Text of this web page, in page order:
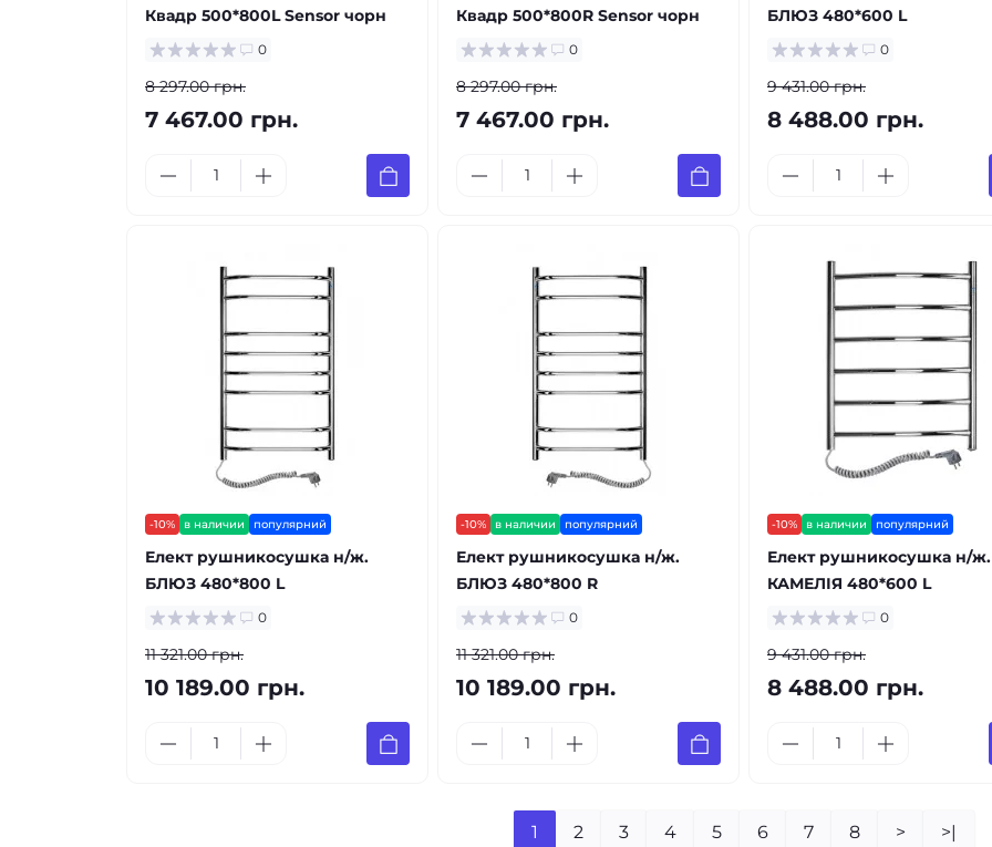
Квадр 500*800L Sensor чорн
0
8 297.00 грн.
7 467.00 грн.
Квадр 500*800R Sensor чорн
0
8 297.00 грн.
7 467.00 грн.
БЛЮЗ 480*600 L
0
9 431.00 грн.
8 488.00 грн.
-10% в наличии популярний
Елект рушникосушка н/ж.
БЛЮЗ 480*800 L
0
11 321.00 грн.
10 189.00 грн.
-10% в наличии популярний
Елект рушникосушка н/ж.
БЛЮЗ 480*800 R
0
11 321.00 грн.
10 189.00 грн.
-10% в наличии популярний
Елект рушникосушка н/ж.
КАМЕЛІЯ 480*600 L
0
9 431.00 грн.
8 488.00 грн.
1 2 3 4 5 6 7 8 > >|